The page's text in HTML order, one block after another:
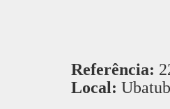
Referência:
Local: